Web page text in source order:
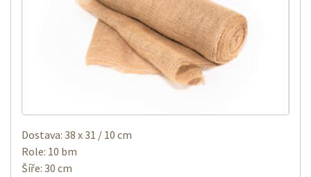
Dostava: 38 x 31 / 10 cm
Role: 10 bm
Šíře: 30 cm